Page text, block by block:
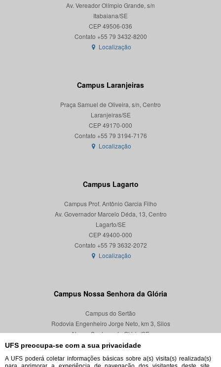
UFS preocupa-se com a sua privacidade
A UFS poderá coletar informações básicas sobre a(s) visita(s) realizada(s)
Av. Vereador Olímpio Grande, s/n
Itabaiana/SE
CEP 49506-036
Localização
Campus Laranjeiras
Praça Samuel de Oliveira, s/n, Centro
Laranjeiras/SE
CEP 49170-000
Localização
Campus Lagarto
Campus Prof. Antônio Garcia Filho
Av. Governador Marcelo Déda, 13, Centro
Lagarto/SE
CEP 49400-000
Localização
Campus Nossa Senhora da Glória
Campus do Sertão
Rodovia Engenheiro Jorge Neto, km 3, Silos
Nossa Senhora da Glória/SE
CEP 49680-000
Localização